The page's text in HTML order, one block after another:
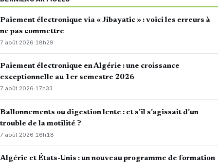
Paiement électronique via « Jibayatic » : voici les erreurs à
ne pas commettre
7 août 2026·18h29
Paiement électronique en Algérie : une croissance
exceptionnelle au 1er semestre 2026
7 août 2026·17h33
Ballonnements ou digestion lente : et s’il s’agissait d’un
trouble de la motilité ?
7 août 2026· 16h18
Algérie et États-Unis : un nouveau programme de formation